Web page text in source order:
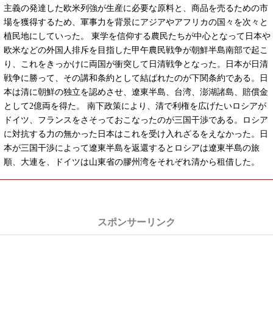
主義の発達した欧米列強が生産に必要な原料と、商品を売るための市
場を獲得するため、軍事力を背景にアジアやアフリカの国々を次々と
植民地にしていった。 東学を信仰する農民たちが中心となって日本や
欧米などの外国人排斥を目指した甲午農民戦争が朝鮮半島南部で起こ
り、これをきっかけに両国が衝突して日清戦争となった。日本が日清
戦争に勝って、その講和条約として結ばれたのが下関条約である。日
本は清に朝鮮の独立を認めさせ、遼東半島、台湾、澎湖諸島、賠償金
として2億両を得た。 南下政策により、清で利権を広げたいロシアが
ドイツ、フランスをさそっておこなったのが三国干渉である。ロシア
に対抗する力の無かった日本はこれを受け入れざるをえなかった。日
本が三国干渉によって遼東半島を返還するとロシアは遼東半島の旅
順、大連を、ドイツは山東省の膠州湾をそれぞれ清から租借した。